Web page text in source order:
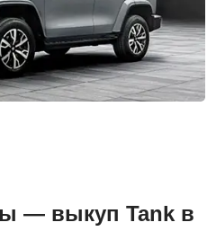
— выкуп Tank в